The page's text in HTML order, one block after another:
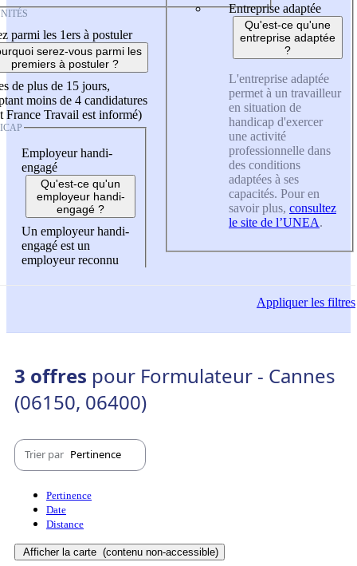
parmi les 1ers à postuler
serez-vous parmi les
premiers à postuler ?
de plus de 15 jours,
moins de 4 candidatures
France Travail est informé)
Employeur handi-
engagé
Qu'est-ce qu'un
employeur handi-
engagé ?
Un employeur handi-
engagé est un
employeur reconnu
Entreprise adaptée
Qu'est-ce qu'une
entreprise adaptée
?
L'entreprise adaptée
permet à un travailleur
en situation de
handicap d'exercer
une activité
professionnelle dans
des conditions
adaptées à ses
capacités. Pour en
savoir plus, consultez
le site de l’UNEA.
Appliquerles filtres
3 offres pour Formulateur - Cannes
(06150, 06400)
Trier par Pertinence
Pertinence
Date
Distance
Afficher la carte (contenu non-accessible)